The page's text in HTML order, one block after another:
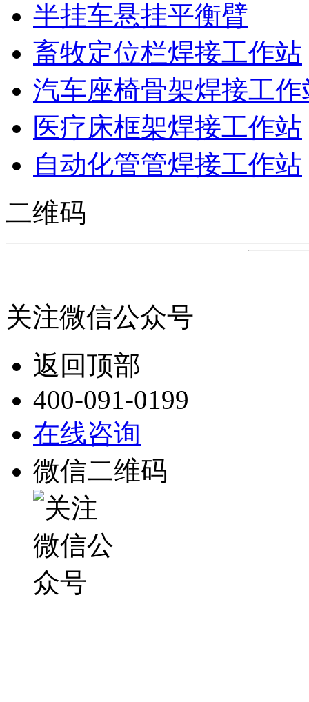
半挂车悬挂平衡臂
畜牧定位栏焊接工作站
汽车座椅骨架焊接工作
医疗床框架焊接工作站
自动化管管焊接工作站
二维码
关注微信公众号
返回顶部
400-091-0199
在线咨询
微信二维码